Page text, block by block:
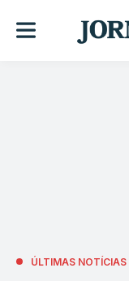
ÚLTIMAS NOTÍCIAS